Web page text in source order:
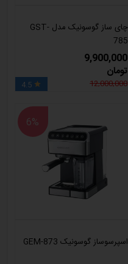
چای ساز گوسونیک مدل GST-
785
9,900,000
تومان
12,000,000

4.5
6%
اسپرسوساز گوسونیک GEM-873